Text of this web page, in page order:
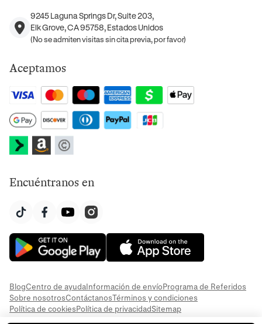
9245 Laguna Springs Dr, Suite 203,
Elk Grove, CA 95758, Estados Unidos
(No se admiten visitas sin cita previa, por favor)
Aceptamos
Encuéntranos en
BlogCentro de ayudaInformación de envíoPrograma de Referidos
Sobre nosotrosContáctanosTérminos y condiciones
Política de cookiesPolítica de privacidadSitemap